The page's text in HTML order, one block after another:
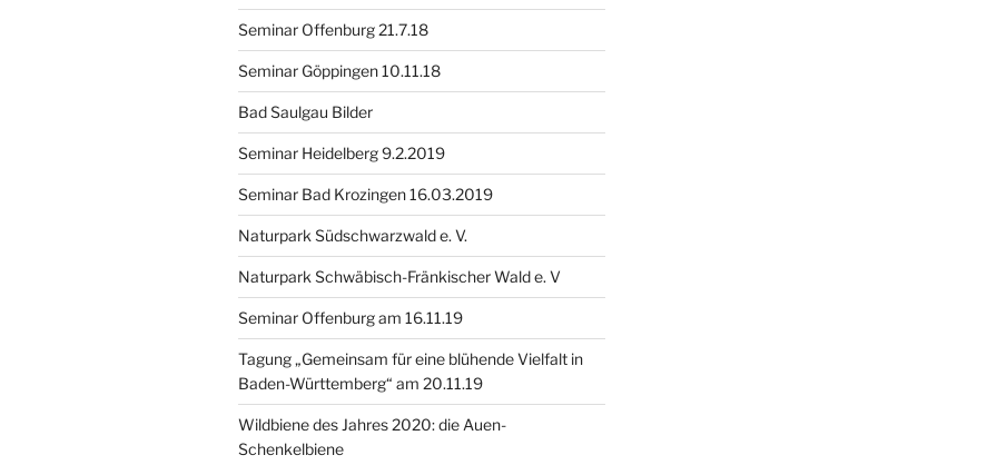
Seminar Offenburg 21.7.18
Seminar Göppingen 10.11.18
Bad Saulgau Bilder
Seminar Heidelberg 9.2.2019
Seminar Bad Krozingen 16.03.2019
Naturpark Südschwarzwald e. V.
Naturpark Schwäbisch-Fränkischer Wald e. V
Seminar Offenburg am 16.11.19
Tagung „Gemeinsam für eine blühende Vielfalt in
Baden-Württemberg“ am 20.11.19
Wildbiene des Jahres 2020: die Auen-
Schenkelbiene